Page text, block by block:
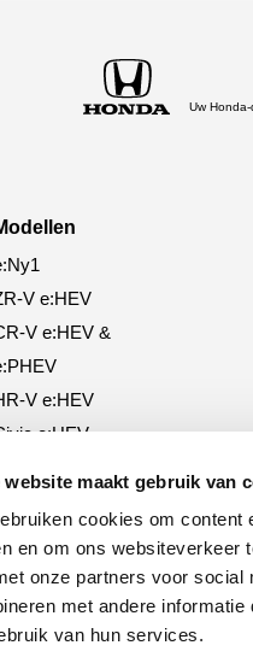
website maakt gebruik van
cookies om
en om ons websiteverkeer
onze partners voor social
met andere
van hun services.
Uw
V e:HEV
V e:HEV &
V e:HEV
e:HEV
e:HEV